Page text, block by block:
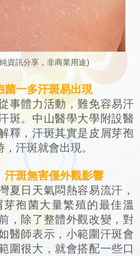
純資訊分享，非商業用途)
一多汗斑易出現
事體力活動，難免容易汗
斑。中山醫學大學附設醫
釋，汗斑其實是皮屑芽孢
汗斑就會出現。
斑無害僅外觀影響
夏日天氣悶熱容易流汗，
孢菌大量繁殖的最佳溫
，除了整體外觀改變，對
醫師表示，小範圍汗斑會
圍很大，就會搭配一些口